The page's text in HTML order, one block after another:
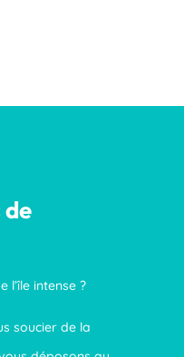
l’île intense ?
soucier de la